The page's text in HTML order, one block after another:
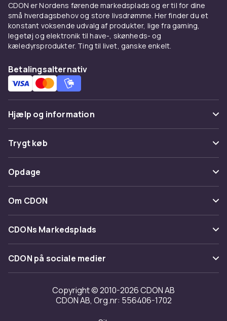
CDON er Nordens førende markedsplads og er til for dine
små hverdagsbehov og store livsdrømme. Her finder du et
konstant voksende udvalg af produkter, lige fra gaming,
legetøj og elektronik til have-, skønheds- og
kæledyrsprodukter. Ting til livet, ganske enkelt.
Betalingsalternativ
Hjælp og information
Ofte stillede spørgsmål
Spor pakke
Fortryd & returner her
Kontakt os
Trygt køb
Betaling
Levering
Tilbagekaldelser
Opdage
Kategorier
Maerke
Om CDON
Om os
Kundeanmeldelser
Arbejd på CDON
Investor relations
Tilgængelighed
CDONs Markedsplads
Merchant Help Center
CDON på sociale medier
Copyright © 2010-2026 CDON AB
CDON AB, Org.nr: 556406-1702